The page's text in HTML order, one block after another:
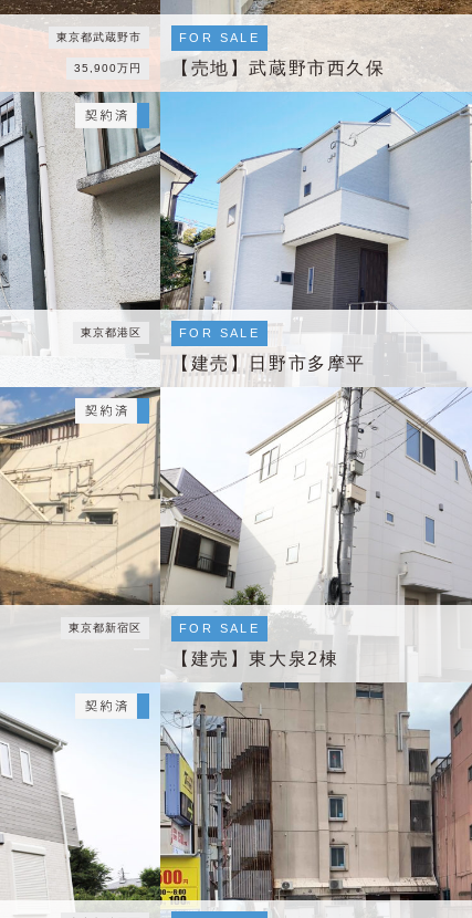
東京都武蔵野市
35,900万円
FOR SALE
【売地】武蔵野市西久保
東京都港区 FOR SALE
【建売】日野市多摩平
東京都新宿区 FOR SALE
【建売】東大泉2棟